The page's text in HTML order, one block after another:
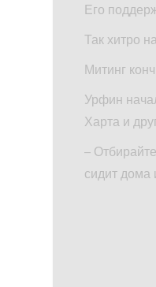
Его
Так хитро
Митинг
Урфин
Харта и
–
сидит дома